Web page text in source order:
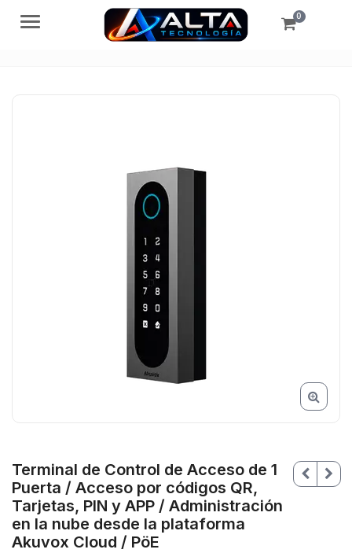
Menú 0
Terminal de Control de Acceso de 1
Puerta / Acceso por códigos QR,
Tarjetas, PIN y APP / Administración
en la nube desde la plataforma
Akuvox Cloud / PöE